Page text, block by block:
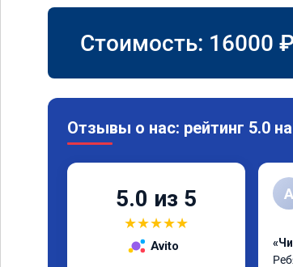
Стоимость: 16000
Отзывы о нас: рейтинг 5.0
5.0 из 5
★★★★★
Avito
А